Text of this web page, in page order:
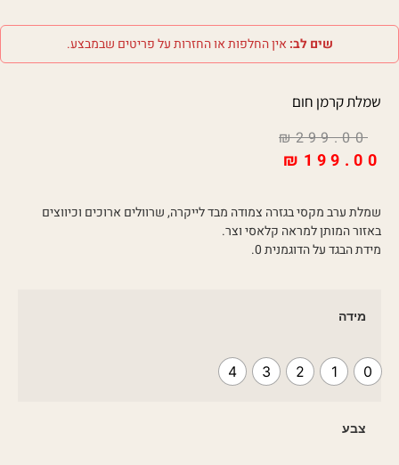
שים לב: אין החלפות או החזרות על פריטים שבמבצע.
שמלת קרמן חום
₪299.00
₪ 199.00
שמלת ערב מקסי בגזרה צמודה מבד לייקרה, שרוולים ארוכים וכיווצים
באזור המותן למראה קלאסי וצר.
מידת הבגד על הדוגמנית 0.
מידה
0
1
2
3
4
צבע